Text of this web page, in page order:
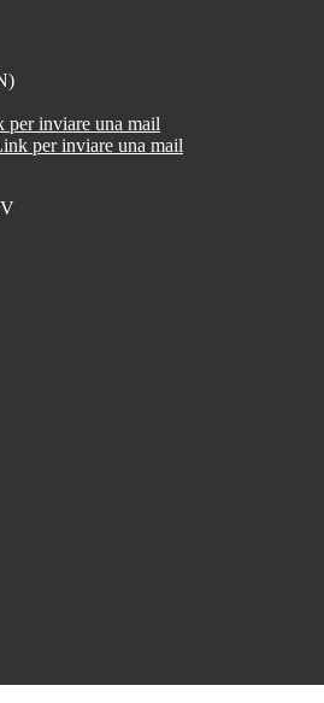
per inviare una mail
per inviare una mail